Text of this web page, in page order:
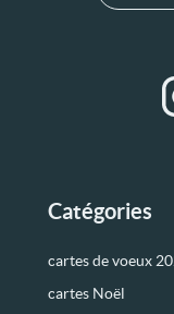
Catégories
cartes de voeux
cartes Noël